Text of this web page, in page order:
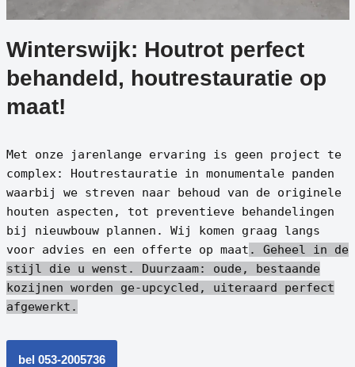
Winterswijk: Houtrot perfect
behandeld, houtrestauratie op
maat!
Met onze jarenlange ervaring is geen project te
complex: Houtrestauratie in monumentale panden
waarbij we streven naar behoud van de originele
houten aspecten, tot preventieve behandelingen
bij nieuwbouw plannen. Wij komen graag langs
voor advies en een offerte op maat . Geheel in de
stijl die u wenst. Duurzaam: oude, bestaande
kozijnen worden ge-upcycled, uiteraard perfect
afgewerkt.
bel 053-2005736